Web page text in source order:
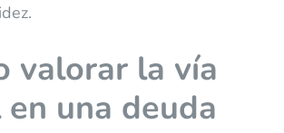
valorar la vía
una deuda